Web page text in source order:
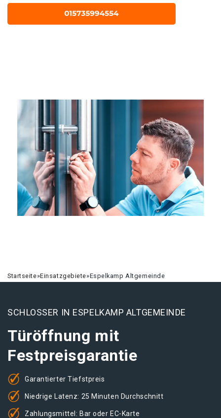
Startseite»Einsatzgebiete»Espelkamp Altgemeinde
SCHLOSSER IN ESPELKAMP ALTGEMEINDE
Türöffnung mit
Festpreisgarantie
Garantierter Tiefstpreis
Niedrige Latenz: 25 Minuten Durchschnitt
Zahlungsmittel: Bar oder EC-Karte